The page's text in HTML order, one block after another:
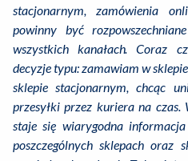
stacjonarnym, zamówienia
powinny być
wszystkich kanałach. Coraz
decyzje typu: zamawiam w
sklepie stacjonarnym, chcąc
przesyłki przez kuriera na
staje się wiarygodna
poszczególnych sklepach oraz